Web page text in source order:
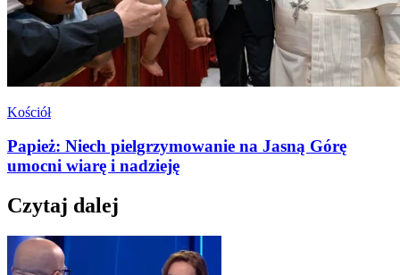
Kościół
Papież: Niech pielgrzymowanie na Jasną Górę
umocni wiarę i nadzieję
Czytaj dalej